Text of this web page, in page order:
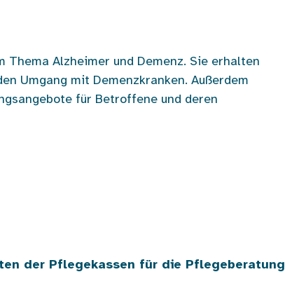
Alzheimer und Demenz. Sie erhalten
Umgang mit Demenzkranken. Außerdem
für Betroffene und deren
der Pflegekassen für die Pflegeberatung